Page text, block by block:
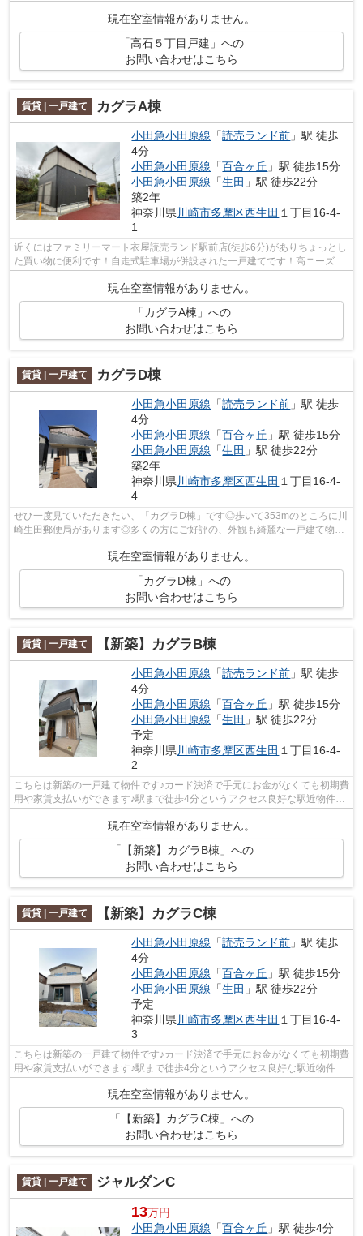
現在空室情報がありません。
「高石５丁目戸建」への
お問い合わせはこちら
賃貸 | 一戸建て カグラA棟
小田急小田原線 「読売ランド前 」駅 徒歩
4分
小田急小田原線 「百合ヶ丘 」駅 徒歩15分
小田急小田原線 「生田 」駅 徒歩22分
築2年
神奈川県 川崎市多摩区西生田 １丁目16-4-
1
近くにはファミリーマート衣屋読売ランド駅前店(徒歩6分)がありちょっとし
た買い物に便利です！自走式駐車場が併設された一戸建てです！高ニーズな
駅近の物件で、徒歩4分で駅に行くこ...
現在空室情報がありません。
「カグラA棟」への
お問い合わせはこちら
賃貸 | 一戸建て カグラD棟
小田急小田原線 「読売ランド前 」駅 徒歩
4分
小田急小田原線 「百合ヶ丘 」駅 徒歩15分
小田急小田原線 「生田 」駅 徒歩22分
築2年
神奈川県川崎市多摩区西生田 １丁目16-4-
4
ぜひ一度見ていただきたい、「カグラD棟」です◎歩いて353mのところに川
崎生田郵便局があります◎多くの方にご好評の、外観も綺麗な一戸建て物件
現在空室情報がありません。
「カグラD棟」への
お問い合わせはこちら
賃貸 | 一戸建て 【新築】カグラB棟
小田急小田原線 「読売ランド前 」駅 徒歩
4分
小田急小田原線 「百合ヶ丘 」駅 徒歩15分
小田急小田原線 「生田 」駅 徒歩22分
予定
神奈川県 川崎市多摩区西生田 １丁目16-4-
2
こちらは新築の一戸建て物件です♪カード決済で手元にお金がなくても初期費
用や家賃支払いができます♪駅まで徒歩4分というアクセス良好な駅近物件は
現在空室情報がありません。
「【新築】カグラB棟」への
お問い合わせはこちら
賃貸 | 一戸建て 【新築】カグラC棟
小田急小田原線 「読売ランド前 」駅 徒歩
4分
小田急小田原線 「百合ヶ丘 」駅 徒歩15分
小田急小田原線 「生田 」駅 徒歩22分
予定
神奈川県 川崎市多摩区西生田 １丁目16-4-
3
こちらは新築の一戸建て物件です♪カード決済で手元にお金がなくても初期費
用や家賃支払いができます♪駅まで徒歩4分というアクセス良好な駅近物件は
いかがですか♪駅まで平坦な場所で移...
現在空室情報がありません。
「【新築】カグラC棟」への
お問い合わせはこちら
賃貸 | 一戸建て ジャルダンC
13万円
小田急小田原線 「百合ヶ丘 」駅 徒歩4分